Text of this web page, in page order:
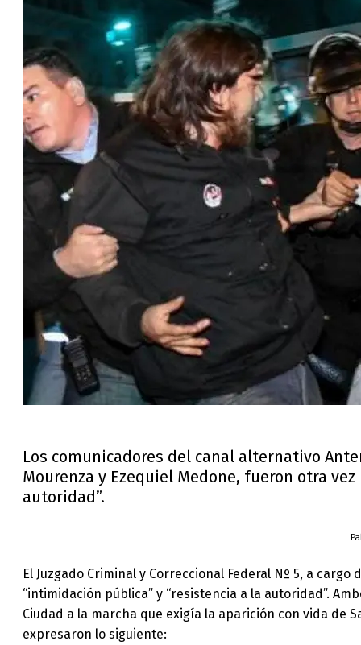
Los comunicadores del canal alternativo
Mourenza y Ezequiel Medone, fueron otra
autoridad”.
El Juzgado Criminal y Correccional Federal Nº 5, a
“intimidación pública” y “resistencia a la autoridad”.
Ciudad a la marcha que exigía la aparición con vida de
expresaron lo siguiente: